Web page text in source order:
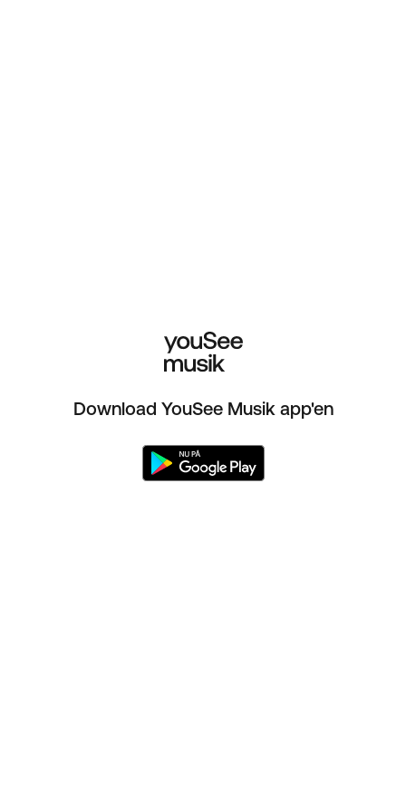
Download YouSee Musik app'en